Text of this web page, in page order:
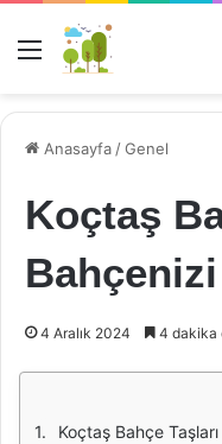
Menü
Anasayfa /Genel
Koçtaş
4 Aralık 2024 4 dakika
Koçtaş Bahçe